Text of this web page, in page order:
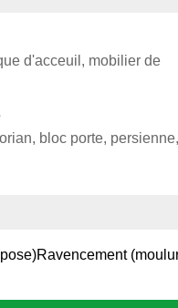
d'acceuil, mobilier de
bloc porte, persienne,